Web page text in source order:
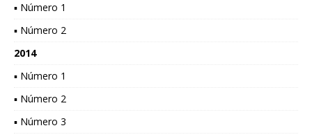
▪ Número 1
▪ Número 2
2014
▪ Número 1
▪ Número 2
▪ Número 3